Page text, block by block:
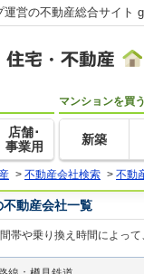
運営の不動産総合サイト
店舗･
事業用
マンションを買う
新築
> 不動産会社検索 > 不動
不動産会社一覧
帯や乗り換え時間によって